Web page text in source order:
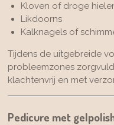
Kloven of droge
Likdoorns
Kalknagels of
Tijdens de uitgebreide
probleemzones
klachtenvrij en met
Pedicure met